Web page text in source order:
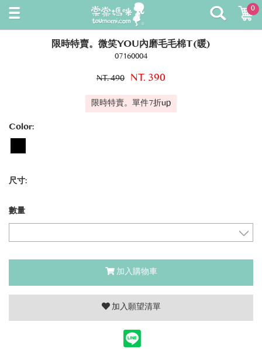
0
限時特賣。微笑YOU內磨毛毛棉T(暖)
07160004
NT. 490 NT. 390
限時特賣。單件7折up
Color:
尺寸:
數量
加入購物車
加入願望清單